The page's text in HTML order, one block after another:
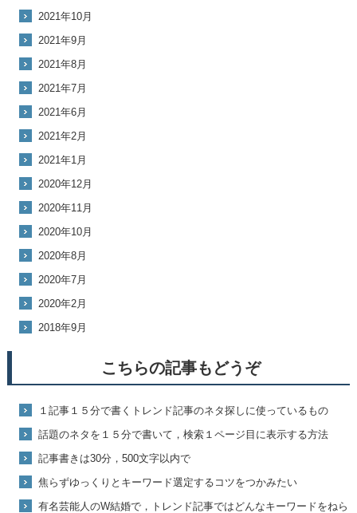
2021年10月
2021年9月
2021年8月
2021年7月
2021年6月
2021年2月
2021年1月
2020年12月
2020年11月
2020年10月
2020年8月
2020年7月
2020年2月
2018年9月
こちらの記事もどうぞ
１記事１５分で書くトレンド記事のネタ探しに使っているもの
話題のネタを１５分で書いて，検索１ページ目に表示する方法
記事書きは30分，500文字以内で
焦らずゆっくりとキーワード選定するコツをつかみたい
有名芸能人のW結婚で，トレンド記事ではどんなキーワードをねら